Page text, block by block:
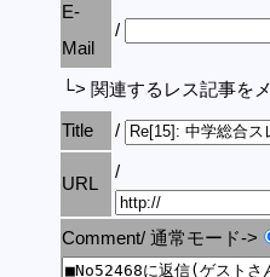
E-
Mail
/
└> 関連するレス記事を
Title
/
URL
/
Comment/ 通常モード->